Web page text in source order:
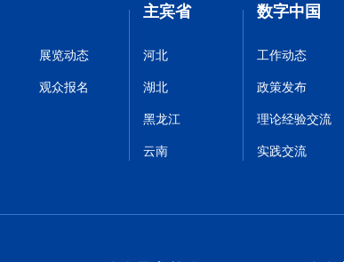
展览动态
观众报名
主宾省
河北
湖北
黑龙江
云南
数字中国
工作动态
政策发布
理论经验交流
实践交流